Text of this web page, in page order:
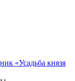
«Усадьба князя